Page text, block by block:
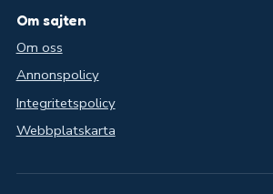
Om sajten
Om oss
Annonspolicy
Integritetspolicy
Webbplatskarta